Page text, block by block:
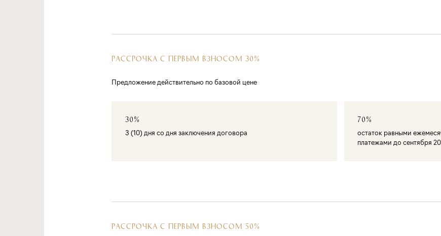
РАССРОЧКА С ПЕРВЫМ ВЗНОСОМ 30%
Предложение действительно по базовой цене
30%
3 (10) дня со дня заключения договора
70%
остаток равными
платежами до сентября
РАССРОЧКА С ПЕРВЫМ ВЗНОСОМ 50%